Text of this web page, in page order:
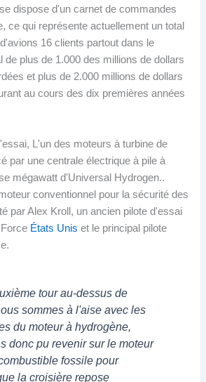
dispose d'un carnet de commandes
ce qui représente actuellement un total
16 clients partout dans le
de plus de 1.000 des millions de dollars
et plus de 2.000 millions de dollars
au cours des dix premières années
L'un des moteurs à turbine de
par une centrale électrique à pile à
mégawatt d'Universal Hydrogen..
conventionnel pour la sécurité des
par Alex Kroll, un ancien pilote d'essai
États Unis et le principal pilote
tour au-dessus de
sommes à l'aise avec les
du moteur à hydrogène,
donc pu revenir sur le moteur
fossile pour
la croisière repose